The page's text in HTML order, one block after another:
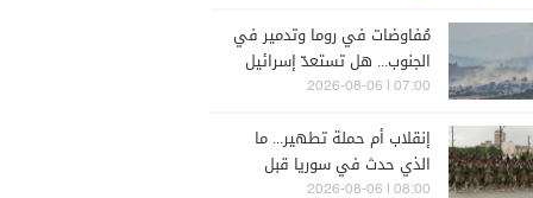
مُفاوضات في روما وتدمير في
الجنوب... هل تستعدّ إسرائيل
للحرب؟
07:00 | 2026-08-06
إنقلاب أم حملة تطهير... ما
الذي حدث في سوريا قبل
يومين؟
08:00 | 2026-08-06